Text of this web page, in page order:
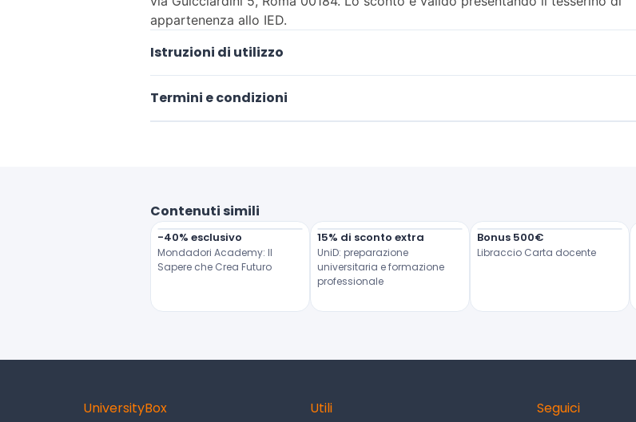
appartenenza allo IED.
Istruzioni di utilizzo
Termini e condizioni
Contenuti simili
-40% esclusivo
Mondadori Academy: Il
Sapere che Crea Futuro
15% di sconto extra
UniD: preparazione
universitaria e formazione
professionale
Bonus 500€
Libraccio Carta docente
UniversityBox Utili Seguici